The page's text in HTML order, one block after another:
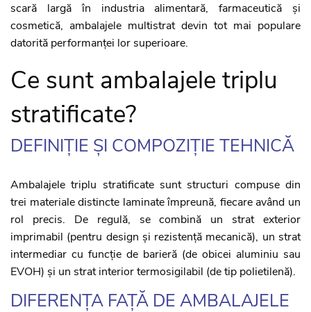
scară largă în industria alimentară, farmaceutică și
cosmetică, ambalajele multistrat devin tot mai populare
datorită performanței lor superioare.
Ce sunt ambalajele triplu
stratificate?
DEFINIȚIE ȘI COMPOZIȚIE TEHNICĂ
Ambalajele triplu stratificate sunt structuri compuse din
trei materiale distincte laminate împreună, fiecare având un
rol precis. De regulă, se combină un strat exterior
imprimabil (pentru design și rezistență mecanică), un strat
intermediar cu funcție de barieră (de obicei aluminiu sau
EVOH) și un strat interior termosigilabil (de tip polietilenă).
DIFERENȚA FAȚĂ DE AMBALAJELE